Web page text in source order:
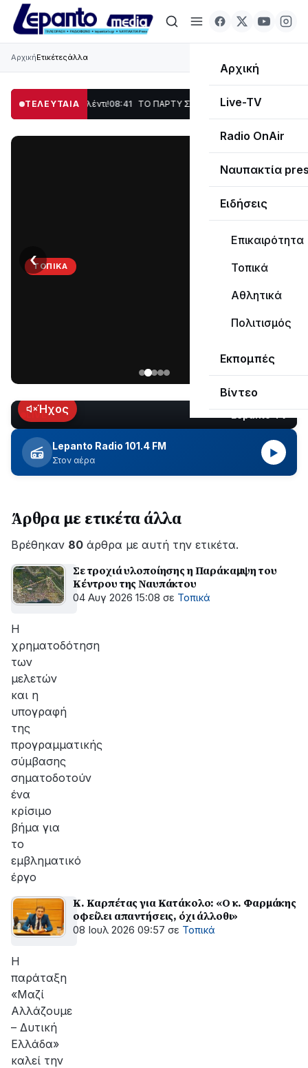
Αρχική
Live-TV
Radio OnAir
Ναυπακτία
Ειδήσεις
Επικαιρότητα
Τοπικά
Αθλητικά
Πολιτισμός
Εκπομπές
Βίντεο
ΑρχικήΕτικέτεςάλλα
ΤΕΛΕΥΤΑΙΑ
Χορός & Γλέντι!08:41 ΤΟ ΠΑΡΤΥ ΣΥΝΕΧΙΖΕΤΑΙ… 19:47 Στο σκοτάδι
ΤΟΠΙΚΆ
Κωτσανά
για
τα
μεγάλα
έργα
‹
LIVEΉχος
Lepanto Radio 101.4 FM
Στον αέρα
▶
Άρθρα με ετικέτα άλλα
Βρέθηκαν 80 άρθρα με αυτή την ετικέτα.
Σε τροχιά υλοποίησης η Παράκαμψη του
Κέντρου της Ναυπάκτου
04 Αυγ 2026 15:08 σε Τοπικά
Η
χρηματοδότηση
των
μελετών
και η
υπογραφή
της
προγραμματικής
σύμβασης
σηματοδοτούν
ένα
κρίσιμο
βήμα για
το
εμβληματικό
έργο
Κ. Καρπέτας για Κατάκολο: «Ο κ. Φαρμάκης
οφείλει απαντήσεις, όχι άλλοθι»
08 Ιουλ 2026 09:57 σε Τοπικά
Η
παράταξη
«Μαζί
Αλλάζουμε
– Δυτική
Ελλάδα»
καλεί την